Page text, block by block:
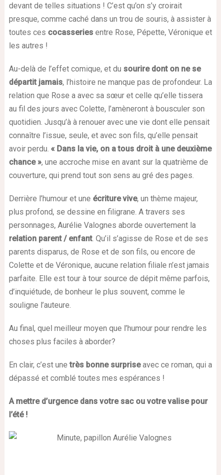
devant de telles situations ! C’est qu’on s’y croirait
presque, comme caché dans un trou de souris, à assister à
toutes ces cocasseriesentre Rose, Pépette, Véronique et
les autres !
Au-delà de l’effet comique, et du sourire dont on ne se
départit jamais, l’histoire ne manque pas de profondeur. La
relation que Rose a avec sa sœur et celle qu’elle tissera
au fil des jours avec Colette, l’amèneront à bousculer son
quotidien. Jusqu’à à renouer avec une vie dont elle pensait
connaître l’issue, seule, et avec son fils, qu’elle pensait
avoir perdu. « Dans la vie, on a tous droit à une deuxième
chance », une accroche mise en avant sur la quatrième de
couverture, qui prend tout son sens au gré des pages.
Derrière l’humour et une écriture vive, un thème majeur,
plus profond, se dessine en filigrane. A travers ses
personnages, Aurélie Valognes aborde ouvertement la
relation parent / enfant. Qu’il s’agisse de Rose et de ses
parents disparus, de Rose et de son fils, ou encore de
Colette et de Véronique, aucune relation filiale n’est jamais
parfaite. Elle est tour à tour source de dépit même parfois,
d’inquiétude, de bonheur le plus souvent, comme le
souligne l’auteure.
Au final, quel meilleur moyen que l’humour pour rendre les
choses plus faciles à aborder?
En clair, c’est unetrès bonne surpriseavec ce roman, qui a
dépassé et comblé toutes mes espérances !
A mettre d’urgence dans votre sac ou votre valise pour
l’été !